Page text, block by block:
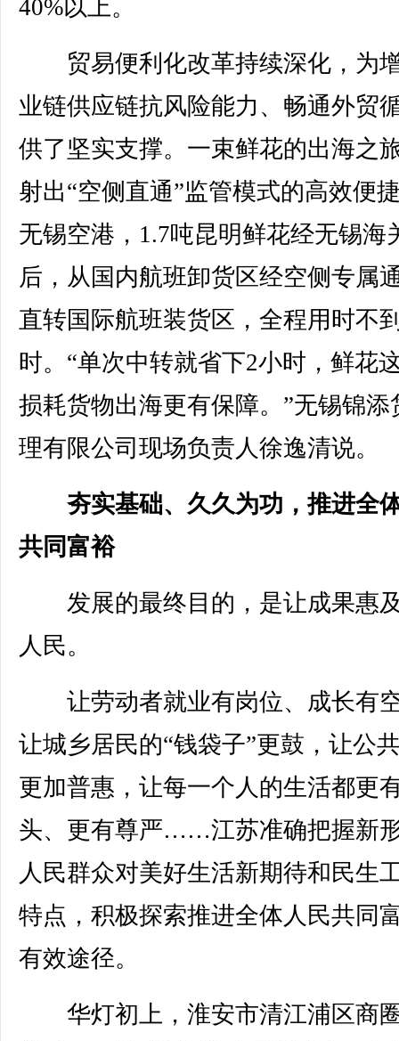
40%以上。
贸易便利化改革持续深化，为
业链供应链抗风险能力、畅通外贸
供了坚实支撑。一束鲜花的出海之
射出“空侧直通”监管模式的高效便
无锡空港，1.7吨昆明鲜花经无锡海
后，从国内航班卸货区经空侧专属
直转国际航班装货区，全程用时不
时。“单次中转就省下2小时，鲜花
损耗货物出海更有保障。”无锡锦添
理有限公司现场负责人徐逸清说。
夯实基础、久久为功，推进全
共同富裕
发展的最终目的，是让成果惠
人民。
让劳动者就业有岗位、成长有
让城乡居民的“钱袋子”更鼓，让公
更加普惠，让每一个人的生活都更
头、更有尊严……江苏准确把握新
人民群众对美好生活新期待和民生
特点，积极探索推进全体人民共同
有效途径。
华灯初上，淮安市清江浦区商